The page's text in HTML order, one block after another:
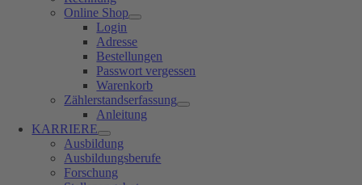
Online Shop
Login
Adresse
Bestellungen
Passwort vergessen
Warenkorb
Zählerstandserfassung
Anleitung
KARRIERE
Ausbildung
Ausbildungsberufe
Forschung